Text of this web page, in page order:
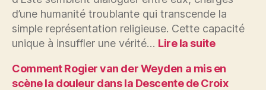
bourgeois
à
Bruges
?
d’une humanité troublante qui transcende la
simple représentation religieuse. Cette capacité
unique à insuffler une vérité… Lire la suite:
Hugo
van
Comment Rogier van der Weyden a mis en
scène la douleur dans la Descente de Croix